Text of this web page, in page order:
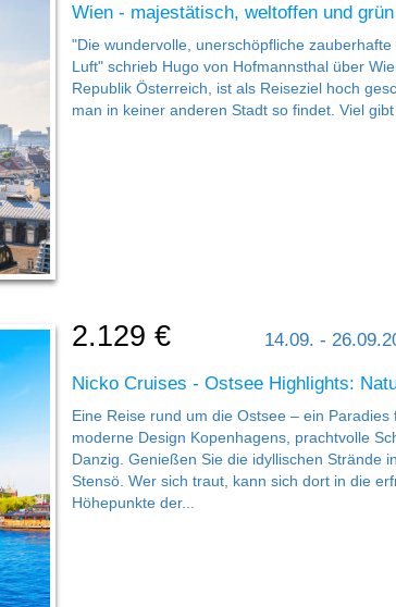
Wien - majestätisch, weltoffen und grün
"Die wundervolle, unerschöpfliche
Luft" schrieb Hugo von Hofmannsthal über
Republik Österreich, ist als Reiseziel hoch
man in keiner anderen Stadt so findet. Viel
2.129 € 14.09. -
Nicko Cruises - Ostsee Highlights:
Eine Reise rund um die Ostsee – ein
moderne Design Kopenhagens, prachtvolle
Danzig. Genießen Sie die idyllischen Strände
Stensö. Wer sich traut, kann sich dort in die
Höhepunkte der...